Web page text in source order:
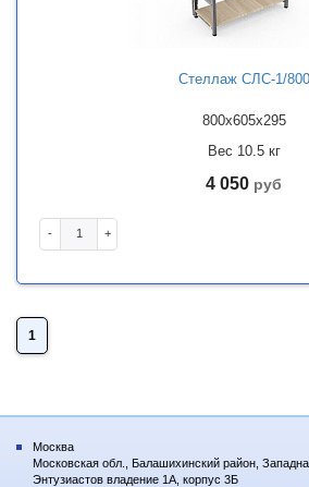
Стеллаж СЛС-1/800
800x605x295
Вес 10.5 кг
4 050 руб
- +
1
Москва
Московская обл., Балашихинский район,
Энтузиастов владение 1А, корпус 3Б